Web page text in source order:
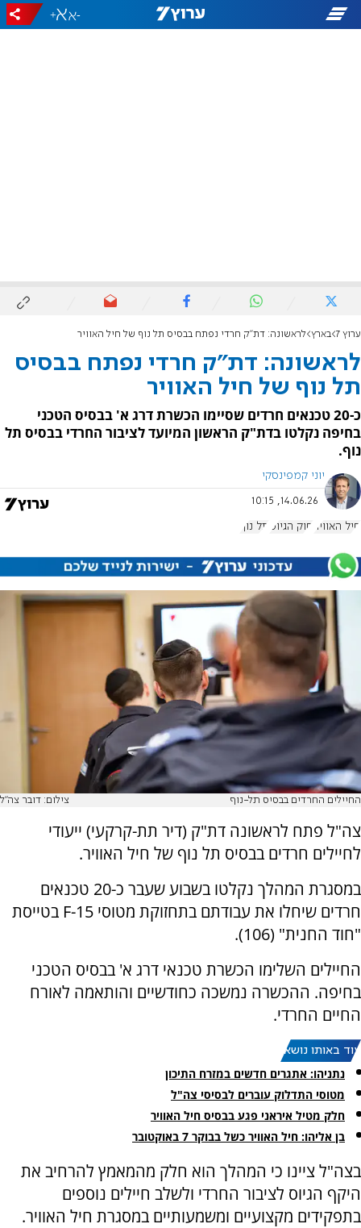
-
+
ערוץ 7 בארץ לראשונה: דת"ק חרדי נפתח בבסיס תל נוף של חיל האוויר
לראשונה: דת"ק חרדי נפתח בבסיס
תל נוף של חיל האוויר
כ-20 טכנאים חרדים שסיימו הכשרת דרג א' בבסיס הטכני
בחיפה נקלטו בדת"ק הראשון המיועד לציבור החרדי בבסיס תל
נוף.
יוני קמפינסקי
14.06.26, 10:15
חיל האוויר חוק הגיוס תל נוף
החיילים החרדים בבסיס תל-נוף צילום: דובר צה"ל
צה"ל פתח לראשונה דת"ק (דיר תת-קרקעי) ייעודי
לחיילים חרדים בבסיס תל נוף של חיל האוויר.
במסגרת המהלך נקלטו בשבוע שעבר כ-20 טכנאים
חרדים שיחלו את עבודתם בתחזוקת מטוסי F-15 בטייסת
"חוד החנית" (106).
החיילים השלימו הכשרת טכנאי דרג א' בבסיס הטכני
בחיפה. ההכשרה נמשכה כחודשיים והותאמה לאורח
החיים החרדי.
עוד באותו נושא:
נתניהו: אתגרים חדשים במזרח התיכון
מטוסי התדלוק עוברים לבסיסי צה"ל
חלק מטיל איראני פגע בבסיס חיל האוויר
בן אליהו: חיל האוויר כשל בבוקר 7 באוקטובר
בצה"ל ציינו כי המהלך הוא חלק מהמאמץ להרחיב את
היקף הגיוס לציבור החרדי ולשלב חיילים נוספים
בתפקידים מקצועיים ומשמעותיים במסגרת חיל האוויר.